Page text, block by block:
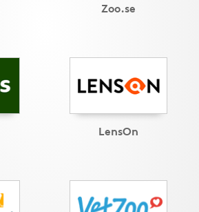
Zoo.se
LensOn